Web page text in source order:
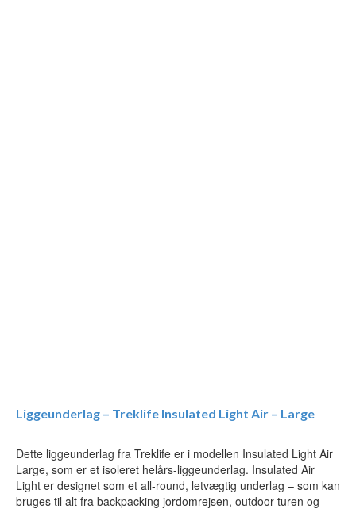
Liggeunderlag – Treklife Insulated Light Air – Large
Dette liggeunderlag fra Treklife er i modellen Insulated Light Air
Large, som er et isoleret helårs-liggeunderlag. Insulated Air
Light er designet som et all-round, letvægtig underlag – som kan
bruges til alt fra backpacking jordomrejsen, outdoor turen og